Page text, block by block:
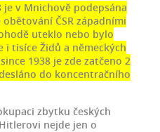
je v Mnichově podepsána
ČSR západními
uteklo nebo bylo
i tisíce Židů a německých
1938 je zde zatčeno 2
do koncentračního
zbytku českých
nejde jen o